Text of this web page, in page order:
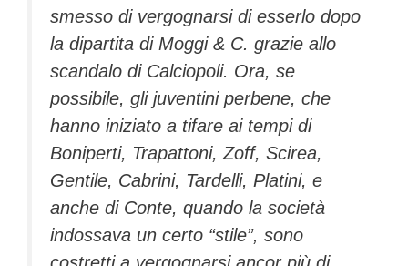
smesso di vergognarsi di esserlo dopo
la dipartita di Moggi & C. grazie allo
scandalo di Calciopoli. Ora, se
possibile, gli juventini perbene, che
hanno iniziato a tifare ai tempi di
Boniperti, Trapattoni, Zoff, Scirea,
Gentile, Cabrini, Tardelli, Platini, e
anche di Conte, quando la società
indossava un certo “stile”, sono